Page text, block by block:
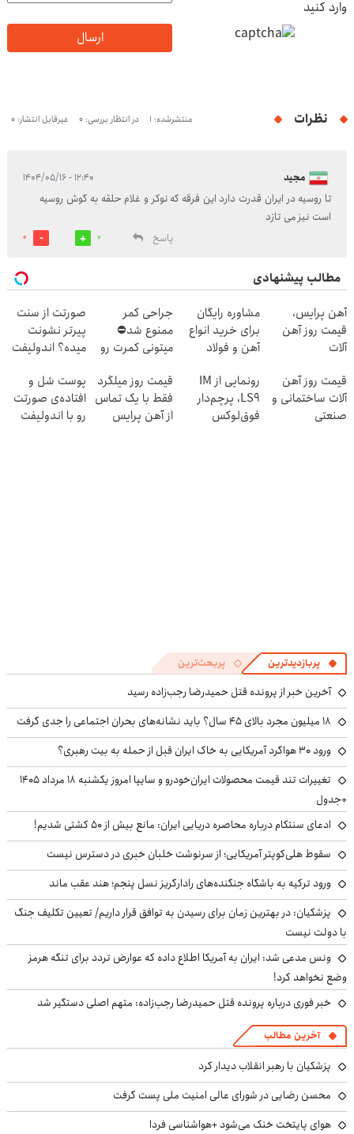
وارد کنید
ارسال
نظرات منتشرشده: 1 در انتظار بررسی: 0 غیرقابل انتشار: 0
مجید ۱۲:۴۰ - ۱۴۰۴/۰۵/۱۶
تا روسیه در ایران قدرت دارد این فرقه که نوکر و غلام حلقه به گوش روسیه
است نیز می تازد
پاسخ
0
0
مطالب پیشنهادی
آهن پرایس،
قیمت روز آهن
آلات
مشاوره رایگان
برای خرید انواع
آهن و فولاد
جراحی کمر
ممنوع شد⛔
میتونی کمرت رو
کنی! 👈🏻
پرسش‌نامه
صورتت از سنت
پیرتر نشونت
میده؟ اندولیفت
🔰
قیمت روز آهن
آلات ساختمانی و
صنعتی
رونمایی از IM
LS9، پرچم‌دار
فوق‌لوکس
قیمت روز میلگرد
فقط با یک تماس
از آهن پرایس
پوست شل و
افتاده‌ی صورتت
رو با اندولیفت
پربازدیدترین پربحث‌ترین
آخرین خبر از پرونده قتل حمیدرضا رجب‌زاده رسید
۱۸ میلیون مجرد بالای ۴۵ سال؟ باید نشانه‌های بحران اجتماعی را جدی گرفت
ورود ۳۰ هواگرد آمریکایی به خاک ایران قبل از حمله به بیت رهبری؟
تغییرات تند قیمت محصولات ایران‌خودرو و سایپا امروز یکشنبه ۱۸ مرداد ۱۴۰۵
+جدول
ادعای سنتکام درباره محاصره دریایی ایران: مانع بیش از ۵۰ کشتی شدیم!
سقوط هلی‌کوپتر آمریکایی؛ از سرنوشت خلبان خبری در دسترس نیست
ورود ترکیه به باشگاه جنگنده‌های رادارگریز نسل پنجم؛ هند عقب ماند
پزشکیان‌: در بهترین زمان برای رسیدن به توافق قرار داریم/ تعیین تکلیف جنگ
با دولت نیست
ونس مدعی شد: ایران به آمریکا اطلاع داده که عوارض تردد برای تنگه هرمز
وضع نخواهد کرد!
خبر فوری درباره پرونده قتل حمیدرضا رجب‌زاده: متهم اصلی دستگیر شد
آخرین مطالب
پزشکیان با رهبر انقلاب دیدار کرد
محسن رضایی در شورای عالی امنیت ملی پست گرفت
هوای پایتخت خنک می‌شود +هواشناسی فردا